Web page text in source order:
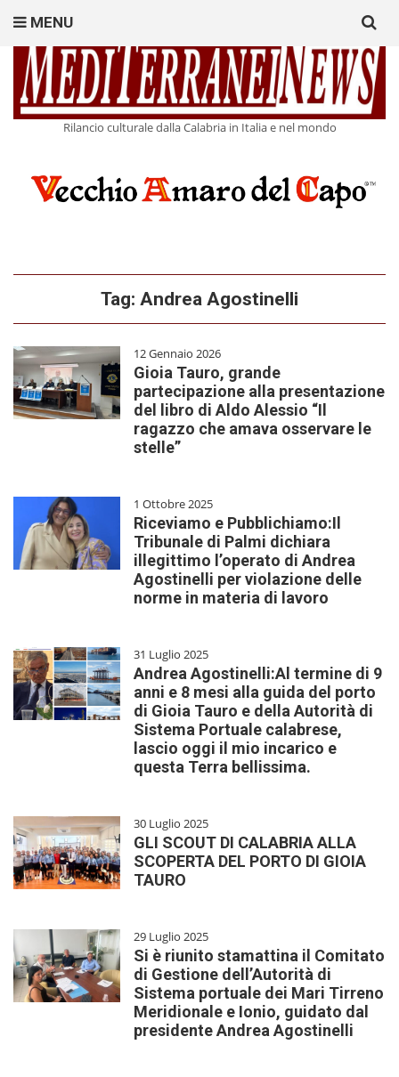
Rilancio culturale dalla Calabria in Italia e nel mondo
MENU
for:
Tag: Andrea Agostinelli
12 Gennaio 2026
Gioia Tauro, grande
partecipazione alla presentazione
del libro di Aldo Alessio “Il
ragazzo che amava osservare le
stelle”
1 Ottobre 2025
Riceviamo e Pubblichiamo:Il
Tribunale di Palmi dichiara
illegittimo l’operato di Andrea
Agostinelli per violazione delle
norme in materia di lavoro
31 Luglio 2025
Andrea Agostinelli:Al termine di 9
anni e 8 mesi alla guida del porto
di Gioia Tauro e della Autorità di
Sistema Portuale calabrese,
lascio oggi il mio incarico e
questa Terra bellissima.
30 Luglio 2025
GLI SCOUT DI CALABRIA ALLA
SCOPERTA DEL PORTO DI GIOIA
TAURO
29 Luglio 2025
Si è riunito stamattina il Comitato
di Gestione dell’Autorità di
Sistema portuale dei Mari Tirreno
Meridionale e Ionio, guidato dal
presidente Andrea Agostinelli